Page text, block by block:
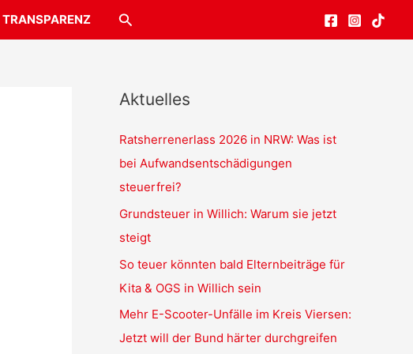
TRANSPARENZ Suchen
Aktuelles
Ratsherrenerlass 2026 in NRW: Was ist
bei Aufwandsentschädigungen
steuerfrei?
Grundsteuer in Willich: Warum sie jetzt
steigt
So teuer könnten bald Elternbeiträge für
Kita & OGS in Willich sein
Mehr E-Scooter-Unfälle im Kreis Viersen:
Jetzt will der Bund härter durchgreifen